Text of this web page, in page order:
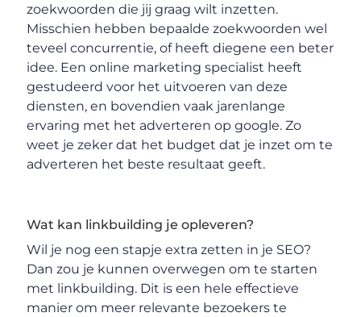
zoekwoorden die jij graag wilt inzetten.
Misschien hebben bepaalde zoekwoorden wel
teveel concurrentie, of heeft diegene een beter
idee. Een online marketing specialist heeft
gestudeerd voor het uitvoeren van deze
diensten, en bovendien vaak jarenlange
ervaring met het adverteren op google. Zo
weet je zeker dat het budget dat je inzet om te
adverteren het beste resultaat geeft.
Wat kan linkbuilding je opleveren?
Wil je nog een stapje extra zetten in je SEO?
Dan zou je kunnen overwegen om te starten
met linkbuilding. Dit is een hele effectieve
manier om meer relevante bezoekers te